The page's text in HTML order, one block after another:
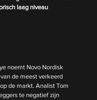
laag niveau
noemt Novo Nordisk
de meest verkeerd
de markt. Analist Tom
te negatief zijn